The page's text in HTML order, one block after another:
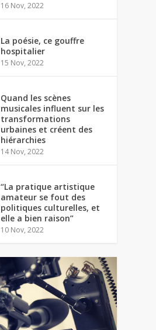
16 Nov, 2022
La poésie, ce gouffre
hospitalier
15 Nov, 2022
Quand les scènes
musicales influent sur les
transformations
urbaines et créent des
hiérarchies
14 Nov, 2022
“La pratique artistique
amateur se fout des
politiques culturelles, et
elle a bien raison”
10 Nov, 2022